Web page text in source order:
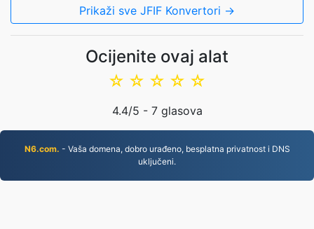
Prikaži sve JFIF Konvertori →
Ocijenite ovaj alat
☆
☆
☆
☆
☆
4.4/5 - 7glasova
N6.com. - Vaša domena, dobro urađeno, besplatna privatnost i DNS
uključeni.